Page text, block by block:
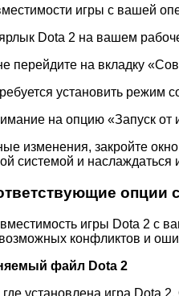
игры с вашей
Dota 2 на вашем
перейдите на вкладку
установить режим
на опцию «Запуск
изменения, закройте
системой и наслаждаться
игры Dota 2 с
конфликтов и
файл Dota 2
где установлена игра Dota